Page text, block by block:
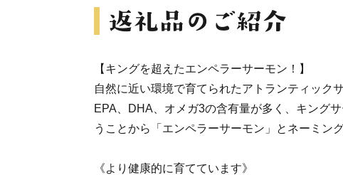
【キングを超えたエンペラーサーモン！】
自然に近い環境で育てられたアトランティックサ
EPA、DHA、オメガ3の含有量が多く、キング
うことから「エンペラーサーモン」とネーミン
《より健康的に育てています》